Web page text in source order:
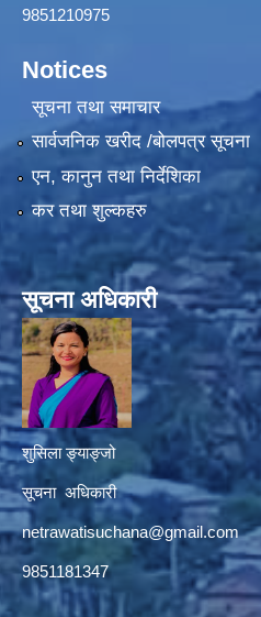
9851210975
Notices
सूचना तथा समाचार
सार्वजनिक खरीद /बोलपत्र सूचना
एन, कानुन तथा निर्देशिका
कर तथा शुल्कहरु
सूचना अधिकारी
शुसिला ङ्याङ्जो
सूचना अधिकारी
netrawatisuchana@gmail.com
9851181347